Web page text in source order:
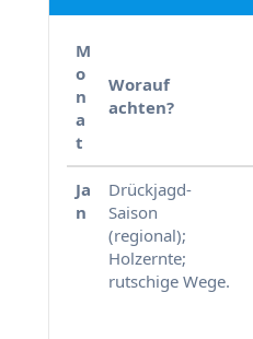
M
o
n
a
t
Worauf
achten?
Ja
n
Drückjagd-
Saison
(regional);
Holzernte;
rutschige Wege.